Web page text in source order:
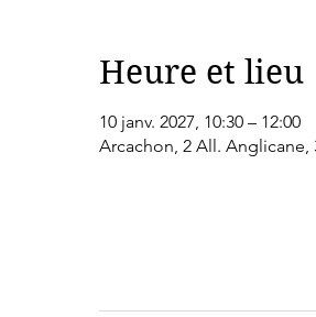
Heure et lieu
10 janv. 2027, 10:30 – 12:00
Arcachon, 2 All. Anglicane,